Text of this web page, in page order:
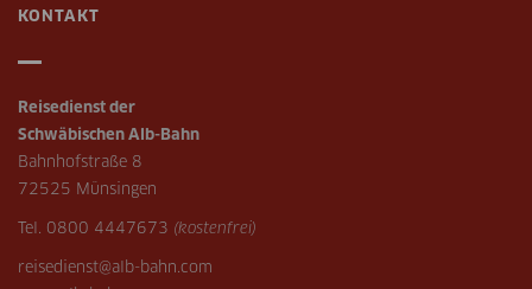
KONTAKT
Reisedienst der
Schwäbischen Alb-Bahn
Bahnhofstraße 8
72525 Münsingen
Tel. 0800 4447673 (kostenfrei)
reisedienst@alb-bahn.com